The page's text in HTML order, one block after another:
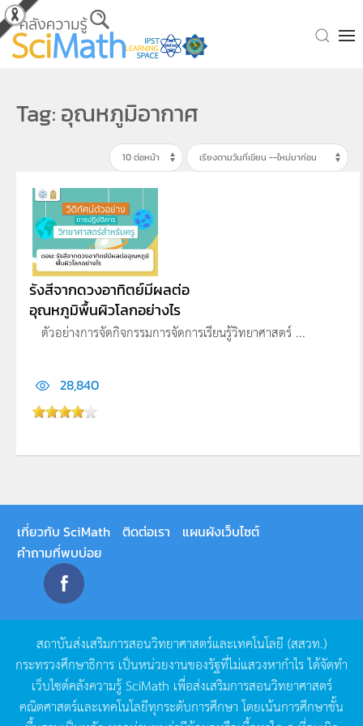
Skip to main content
Tag: อุณหภูมิอากาศ
รังสีจากดวงอาทิตย์มีผลต่อ
อุณหภูมิพื้นผิวโลกอย่างไร
ตัวอย่างการจัดกิจกรรมการจัดการเรียนรู้วิทยาศาสตร์ ...
28,840
เกี่ยวกับ SciMath ติดต่อเรา
แผนผังเว็บไซต์
คำถามที่พบบ่อย
สถาบันส่งเสริมการสอนวิทยาศาสตร์และเทคโนโลยี (สสวท.)
กระทรวงศึกษาธิการ เป็นหน่วยงานของรัฐที่ไม่แสวงหากำไรได้จัดทำ
เว็บไซต์คลังความรู้SciMath เพื่อส่งเสริมการสอนวิทยาศาสตร์
คณิตศาสตร์และเทคโนโลยีทุกระดับการศึกษา โดยเน้นการศึกษาขั้น